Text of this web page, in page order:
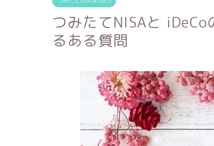
つみたてNISAと
るある質問